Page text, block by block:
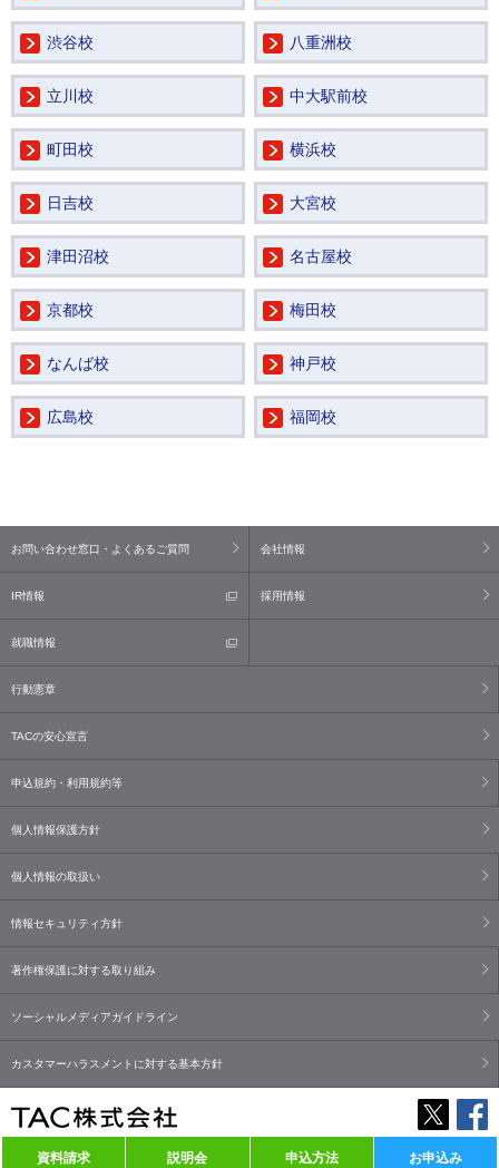
資料請求 説明会 申込方法 お申込み
渋谷校 八重洲校
立川校 中大駅前校
町田校 横浜校
日吉校 大宮校
津田沼校 名古屋校
京都校 梅田校
なんば校 神戸校
広島校 福岡校
お問い合わせ窓口・よくあるご質問 会社情報
IR情報 採用情報
就職情報
行動憲章
TACの安心宣言
申込規約・利用規約等
個人情報保護方針
個人情報の取扱い
情報セキュリティ方針
著作権保護に対する取り組み
ソーシャルメディアガイドライン
カスタマーハラスメントに対する基本方針
Copyright© TAC Co., Ltd. All Rights Reserved.